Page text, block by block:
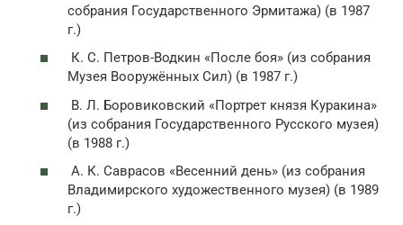
собрания Государственного Эрмитажа) (в 1987
г.)
К. С. Петров-Водкин «После боя» (из собрания
Музея Вооружённых Сил) (в 1987 г.)
В. Л. Боровиковский «Портрет князя Куракина»
(из собрания Государственного Русского музея)
(в 1988 г.)
А. К. Саврасов «Весенний день» (из собрания
Владимирского художественного музея) (в 1989
г.)